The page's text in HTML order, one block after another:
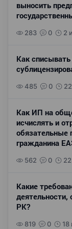
выносить
283 0 2
Как
485 0
Как ИП на
исчислять и
обязательные
гражданина
562 0
Какие
РК?
819 0